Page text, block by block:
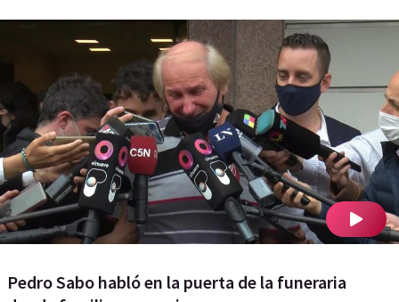
Pedro Sabo habló en la puerta de la funeraria